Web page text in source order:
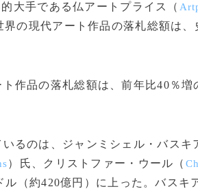
大手である仏アートプライス（
の現代アート作品の落札総額は、
作品の落札総額は、前年比40％増
るのは、ジャンミシェル・バスキ
）氏、クリストファー・ウール（
（約420億円）に上った。バスキ